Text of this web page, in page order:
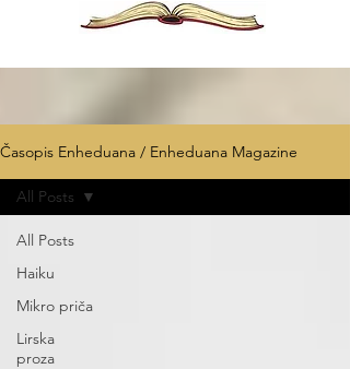
Časopis Enheduana / Enheduana Magazine
All Posts
Haiku
Mikro priča
Lirska
proza
All Posts